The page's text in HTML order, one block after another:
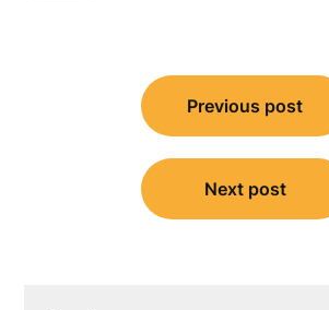
navigation
Previous post
Next post